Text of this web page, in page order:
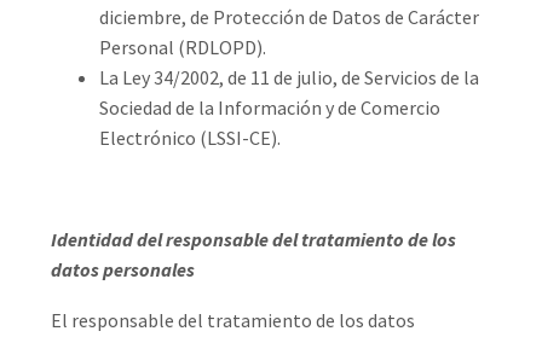
diciembre, de Protección de Datos de Carácter
Personal (RDLOPD).
La Ley 34/2002, de 11 de julio, de Servicios de la
Sociedad de la Información y de Comercio
Electrónico (LSSI-CE).
Identidad del responsable del tratamiento de los
datos personales
El responsable del tratamiento de los datos